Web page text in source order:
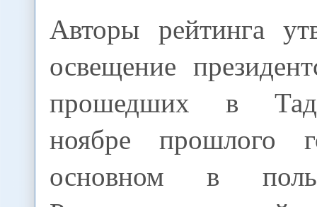
Авторы рейтинга
освещение
прошедших в
ноябре прошлого
основном в